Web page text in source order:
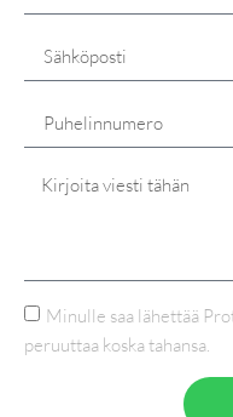
Minulle saa lähettää
peruuttaa koska tahansa.